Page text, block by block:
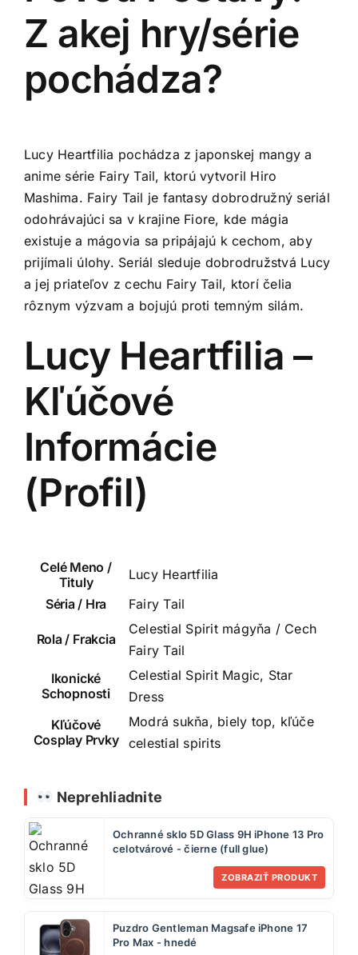
Z akej hry/série
pochádza?
Lucy Heartfilia pochádza z japonskej mangy a
anime série Fairy Tail, ktorú vytvoril Hiro
Mashima. Fairy Tail je fantasy dobrodružný seriál
odohrávajúci sa v krajine Fiore, kde mágia
existuje a mágovia sa pripájajú k cechom, aby
prijímali úlohy. Seriál sleduje dobrodružstvá Lucy
a jej priateľov z cechu Fairy Tail, ktorí čelia
rôznym výzvam a bojujú proti temným silám.
Lucy Heartfilia –
Kľúčové
Informácie
(Profil)
Celé Meno /
Tituly
Lucy Heartfilia
Séria / Hra
Fairy Tail
Rola / Frakcia
Celestial Spirit mágyňa / Cech
Fairy Tail
Ikonické
Schopnosti
Celestial Spirit Magic, Star
Dress
Kľúčové
Cosplay Prvky
Modrá sukňa, biely top, kľúče
celestial spirits
Neprehliadnite
Ochranné sklo 5D Glass 9H iPhone 13 Pro
celotvárové - čierne (full glue)
ZOBRAZIŤ PRODUKT
Puzdro Gentleman Magsafe iPhone 17
Pro Max - hnedé